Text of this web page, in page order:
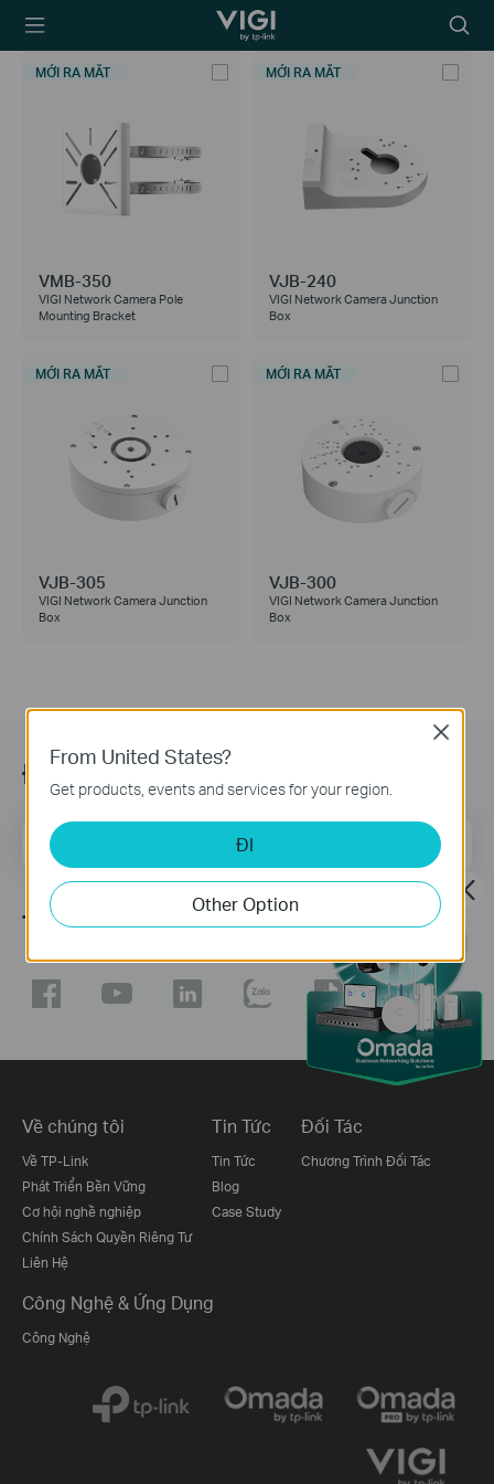
TP-Link, Reliably
Biểu
tượng
MỚI RA MẮT
VMB-350
VIGI Network Camera Pole
Mounting Bracket
MỚI RA MẮT
VJB-240
VIGI Network Camera Junction
Box
MỚI RA MẮT
VJB-305
VIGI Network Camera Junction
Box
MỚI RA MẮT
VJB-300
VIGI Network Camera Junction
Box
Đăng ký
Địa chỉ email Đăng Ký
Theo dõi chúng tôi
Về chúng tôi
Về TP-Link
Phát Triển Bền Vững
Cơ hội nghề nghiệp
Chính Sách Quyền Riêng Tư
Liên Hệ
Tin Tức
Tin Tức
Blog
Case Study
Đối Tác
Chương Trình Đối Tác
Công Nghệ & Ứng Dụng
Công Nghệ
From United States?
Get products, events and services for your region.
ĐI
Other Option
Close